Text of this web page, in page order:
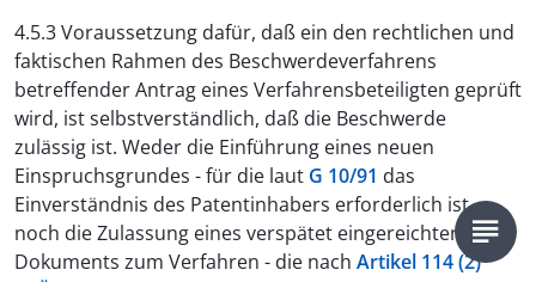
4.5.3 Voraussetzung dafür, daß ein den rechtlichen und
faktischen Rahmen des Beschwerdeverfahrens
betreffender Antrag eines Verfahrensbeteiligten geprüft
wird, ist selbstverständlich, daß die Beschwerde
zulässig ist. Weder die Einführung eines neuen
Einspruchsgrundes - für die laut G 10/91 das
Einverständnis des Patentinhabers erforderlich ist -
noch die Zulassung eines verspätet eingereichten
Dokuments zum Verfahren - die nach Artikel 114 (2)